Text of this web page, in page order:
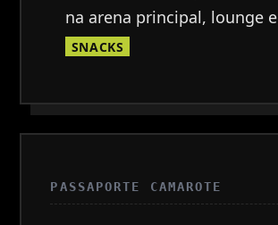
na arena principal, lounge e
SNACKS
PASSAPORTE CAMAROTE